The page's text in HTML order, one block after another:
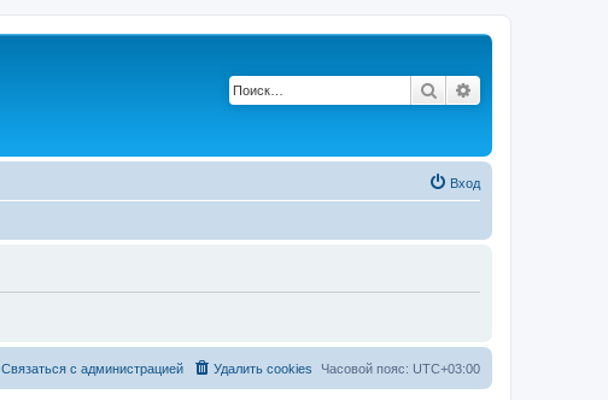
Поиск
Вход
Часовой пояс: UTC+03:00
Удалить cookies
Связаться с администрацией